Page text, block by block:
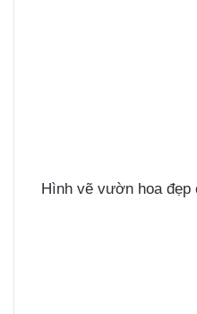
Hình vẽ vườn hoa đẹp